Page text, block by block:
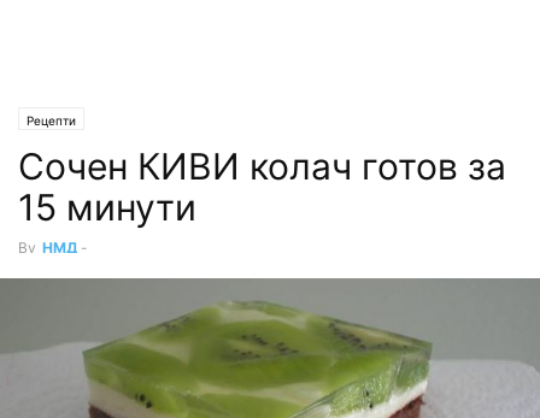
Рецепти
Сочен КИВИ колач готов за
15 минути
By НМД -